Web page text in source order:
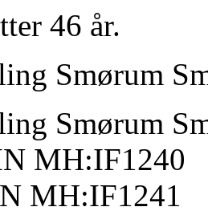
46 år.
Smørum
Smørum
MH:IF1240
MH:IF1241